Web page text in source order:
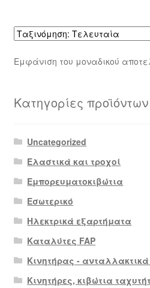
Εμφάνιση του μοναδικού
Κατηγορίες προϊόντων
Uncategorized
Ελαστικά και τροχοί
Εμπορευματοκιβώτια
Εσωτερικό
Ηλεκτρικά εξαρτήματα
Καταλύτες FAP
Κινητήρας -
Κινητήρες, κιβώτια